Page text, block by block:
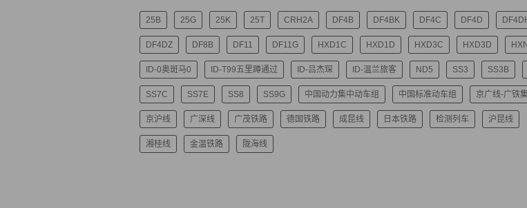
25B 25G 25K 25T CRH2A DF4B DF4BK DF4C DF4D
DF4DZ DF8B DF11 DF11G HXD1C HXD1D HXD3C HXD3D
ID-0奥斑马0 ID-T99五里蹲通过 ID-吕杰琛 ID-温兰旅客 ND5 SS3 SS3B
SS7C SS7E SS8 SS9G 中国动力集中动车组 中国标准动车组 京广线-广铁
京沪线 广深线 广茂铁路 德国铁路 成昆线 日本铁路 检测列车 沪昆线
湘桂线 金温铁路 陇海线